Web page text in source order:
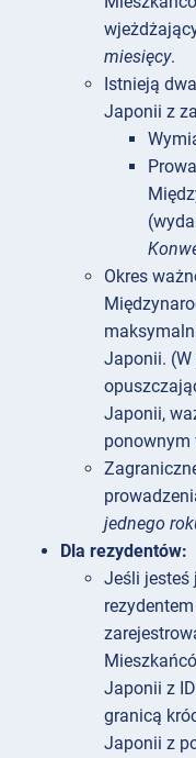
miesięcy.
Istnieją
Japonii z
Okres
Japonii.
Japonii,
ponownym
jednego
Dla rezydentów:
Jeśli jesteś
Japonii z
granicą
Japonii z